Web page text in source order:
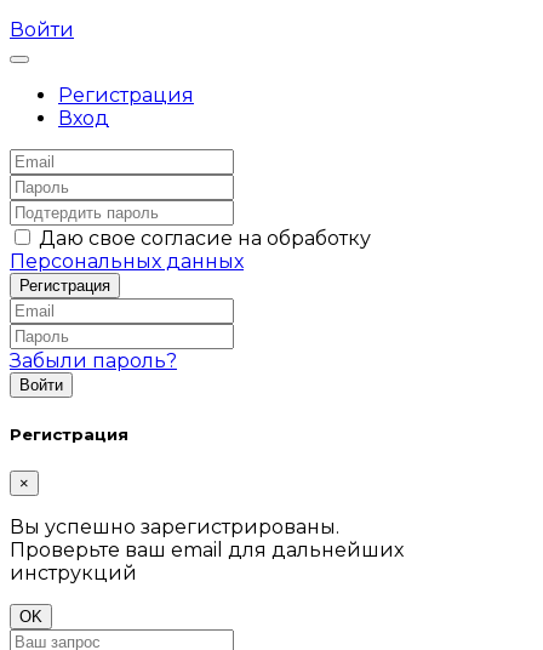
Войти
Регистрация
Вход
Даю свое согласие на обработку
Персональных данных
Забыли пароль?
Регистрация
×
Вы успешно зарегистрированы.
Проверьте ваш email для дальнейших
инструкций
OK